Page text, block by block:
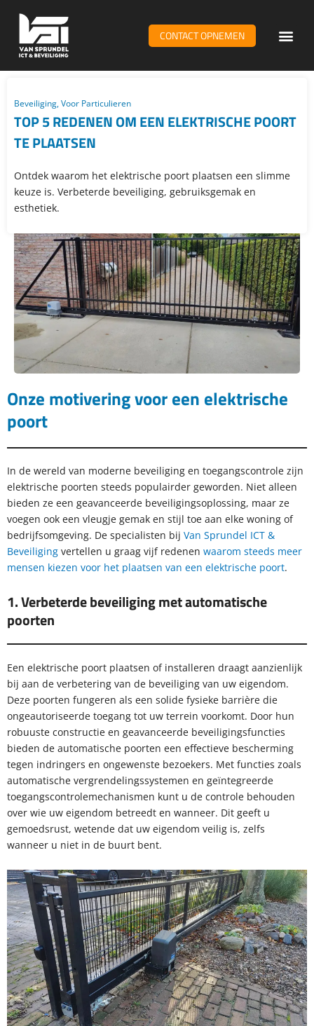
CONTACT OPNEMEN
Beveiliging,Voor Particulieren
TOP 5 REDENEN OM EEN ELEKTRISCHE POORT
TE PLAATSEN
Ontdek waarom het elektrische poort plaatsen een slimme
keuze is. Verbeterde beveiliging, gebruiksgemak en
esthetiek.
Onze motivering voor een elektrische
poort
In de wereld van moderne beveiliging en toegangscontrole zijn
elektrische poorten steeds populairder geworden. Niet alleen
bieden ze een geavanceerde beveiligingsoplossing, maar ze
voegen ook een vleugje gemak en stijl toe aan elke woning of
bedrijfsomgeving. De specialisten bij Van Sprundel ICT &
Beveiliging vertellen u graag vijf redenen waarom steeds meer
mensen kiezen voor het plaatsen van een elektrische poort.
1. Verbeterde beveiliging met automatische
poorten
Een elektrische poort plaatsen of installeren draagt aanzienlijk
bij aan de verbetering van de beveiliging van uw eigendom.
Deze poorten fungeren als een solide fysieke barrière die
ongeautoriseerde toegang tot uw terrein voorkomt. Door hun
robuuste constructie en geavanceerde beveiligingsfuncties
bieden de automatische poorten een effectieve bescherming
tegen indringers en ongewenste bezoekers. Met functies zoals
automatische vergrendelingssystemen en geïntegreerde
toegangscontrolemechanismen kunt u de controle behouden
over wie uw eigendom betreedt en wanneer. Dit geeft u
gemoedsrust, wetende dat uw eigendom veilig is, zelfs
wanneer u niet in de buurt bent.